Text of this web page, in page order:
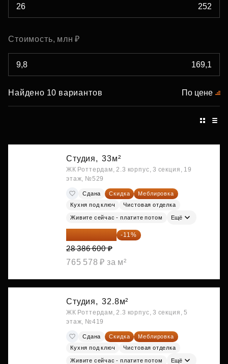
Стоимость, млн ₽
Найдено 10 вариантов По цене
Студия, 33м²
ЖК Роттердам, 2.3 корпус, 3 секция, 19
этаж, №529
Сдана Скидка
Меблировка
Кухня под ключ
Чистовая отделка
Живите сейчас - платите потом Ещё
25 264 074 ₽ -11%
28 386 600 ₽
765 578 ₽ за м²
Студия, 32.8м²
ЖК Роттердам, 2.3 корпус, 3 секция, 5
этаж, №419
Сдана Скидка
Меблировка
Кухня под ключ
Чистовая отделка
Живите сейчас - платите потом Ещё